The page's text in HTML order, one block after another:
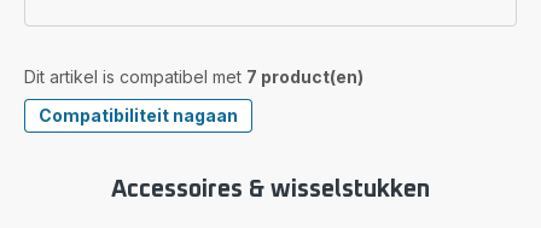
Dit artikel is compatibel met 7 product(en)
Compatibiliteit nagaan
Accessoires & wisselstukken